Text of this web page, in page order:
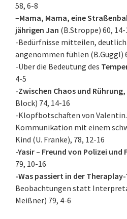
58, 6-8
–Mama, Mama, eine
jährigen Jan (B.Stroppe) 60, 14-
-Bedürfnisse mitteilen, deutlich
angenommen fühlen (B.Guggl)
-Über die Bedeutung des
4-5
-Zwischen Chaos und
Block) 74, 14-16
-Klopfbotschaften von
Kommunikation mit einem
Kind (U. Franke), 78, 12-16
-Yasir – Freund von Polizei und
79, 10-16
-Was passiert in der
Beobachtungen statt
Meißner) 79, 4-6